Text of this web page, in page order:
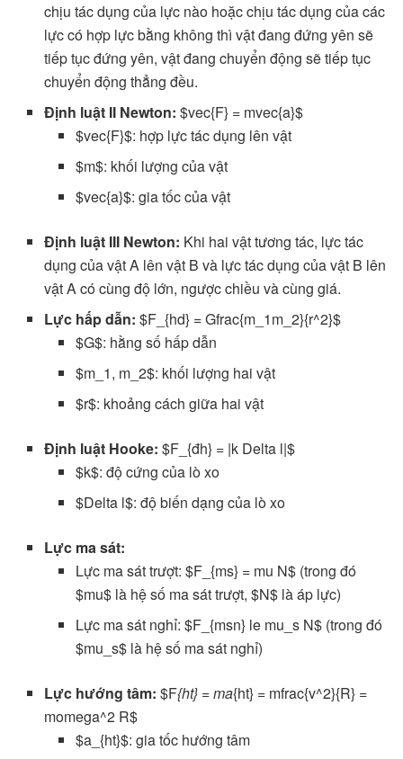
chịu tác dụng của lực nào hoặc chịu tác dụng của các
lực có hợp lực bằng không thì vật đang đứng yên sẽ
tiếp tục đứng yên, vật đang chuyển động sẽ tiếp tục
chuyển động thẳng đều.
Định luật II Newton: $vec{F} = mvec{a}$
$vec{F}$: hợp lực tác dụng lên vật
$m$: khối lượng của vật
$vec{a}$: gia tốc của vật
Định luật III Newton: Khi hai vật tương tác, lực tác
dụng của vật A lên vật B và lực tác dụng của vật B lên
vật A có cùng độ lớn, ngược chiều và cùng giá.
Lực hấp dẫn: $F_{hd} = Gfrac{m_1m_2}{r^2}$
$G$: hằng số hấp dẫn
$m_1, m_2$: khối lượng hai vật
$r$: khoảng cách giữa hai vật
Định luật Hooke: $F_{đh} = |k Delta l|$
$k$: độ cứng của lò xo
$Delta l$: độ biến dạng của lò xo
Lực ma sát:
Lực ma sát trượt: $F_{ms} = mu N$ (trong đó
$mu$ là hệ số ma sát trượt, $N$ là áp lực)
Lực ma sát nghỉ: $F_{msn} le mu_s N$ (trong đó
$mu_s$ là hệ số ma sát nghỉ)
Lực hướng tâm: $F{ht} = ma{ht} = mfrac{v^2}{R} =
momega^2 R$
$a_{ht}$: gia tốc hướng tâm